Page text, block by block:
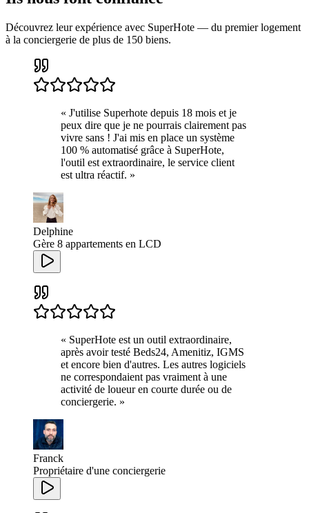
Découvrez leur expérience avec SuperHote — du premier logement
à la conciergerie de plus de 150 biens.
« J'utilise Superhote depuis 18 mois et je
peux dire que je ne pourrais clairement pas
vivre sans ! J'ai mis en place un système
100 % automatisé grâce à SuperHote,
l'outil est extraordinaire, le service client
est ultra réactif. »
Delphine
Gère 8 appartements en LCD
« SuperHote est un outil extraordinaire,
après avoir testé Beds24, Amenitiz, IGMS
et encore bien d'autres. Les autres logiciels
ne correspondaient pas vraiment à une
activité de loueur en courte durée ou de
conciergerie. »
Franck
Propriétaire d'une conciergerie